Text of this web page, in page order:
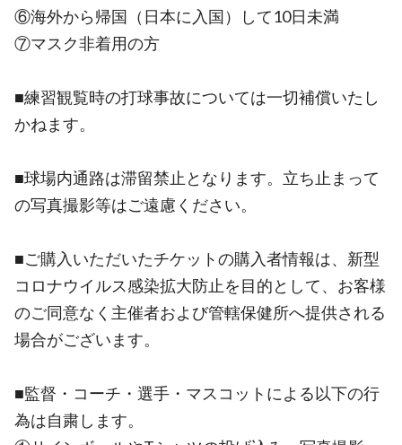
⑥海外から帰国（日本に入国）して10日未満
⑦マスク非着用の方
■練習観覧時の打球事故については一切補償いたし
かねます。
■球場内通路は滞留禁止となります。立ち止まって
の写真撮影等はご遠慮ください。
■ご購入いただいたチケットの購入者情報は、新型
コロナウイルス感染拡大防止を目的として、お客様
のご同意なく主催者および管轄保健所へ提供される
場合がございます。
■監督・コーチ・選手・マスコットによる以下の行
為は自粛します。